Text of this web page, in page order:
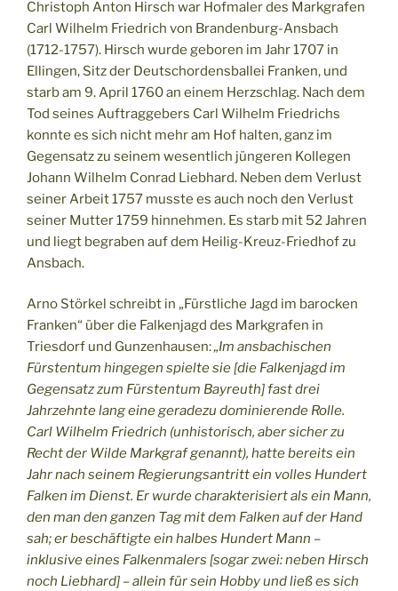
Christoph Anton Hirsch war Hofmaler des Markgrafen
Carl Wilhelm Friedrich von Brandenburg-Ansbach
(1712-1757). Hirsch wurde geboren im Jahr 1707 in
Ellingen, Sitz der Deutschordensballei Franken, und
starb am 9. April 1760 an einem Herzschlag. Nach dem
Tod seines Auftraggebers Carl Wilhelm Friedrichs
konnte es sich nicht mehr am Hof halten, ganz im
Gegensatz zu seinem wesentlich jüngeren Kollegen
Johann Wilhelm Conrad Liebhard. Neben dem Verlust
seiner Arbeit 1757 musste es auch noch den Verlust
seiner Mutter 1759 hinnehmen. Es starb mit 52 Jahren
und liegt begraben auf dem Heilig-Kreuz-Friedhof zu
Ansbach.
Arno Störkel schreibt in „Fürstliche Jagd im barocken
Franken“ über die Falkenjagd des Markgrafen in
Triesdorf und Gunzenhausen:„Im ansbachischen
Fürstentum hingegen spielte sie [die Falkenjagd im
Gegensatz zum Fürstentum Bayreuth] fast drei
Jahrzehnte lang eine geradezu dominierende Rolle.
Carl Wilhelm Friedrich (unhistorisch, aber sicher zu
Recht der Wilde Markgraf genannt), hatte bereits ein
Jahr nach seinem Regierungsantritt ein volles Hundert
Falken im Dienst. Er wurde charakterisiert als ein Mann,
den man den ganzen Tag mit dem Falken auf der Hand
sah; er beschäftigte ein halbes Hundert Mann –
inklusive eines Falkenmalers [sogar zwei: neben Hirsch
noch Liebhard] – allein für sein Hobby und ließ es sich